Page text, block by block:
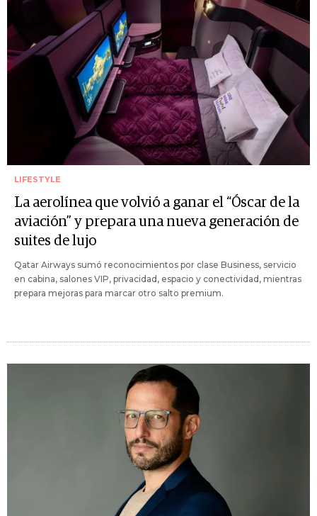
LIFESTYLE
La aerolínea que volvió a ganar el “Óscar de la
aviación” y prepara una nueva generación de
suites de lujo
Qatar Airways sumó reconocimientos por clase Business, servicio
en cabina, salones VIP, privacidad, espacio y conectividad, mientras
prepara mejoras para marcar otro salto premium.